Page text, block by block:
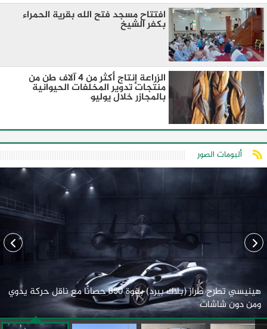
افتتاح مسجد فتح الله بقرية الحمراء
بكفر الشيخ
الزراعة إنتاج أكثر من 4 آلاف طن من
منتجات تدوير المخلفات الحيوانية
بالمجازر خلال يوليو
ألبومات الصور
هينيسي تطرح طراز (بلاك بيرد) بقوة 850 حصانًا مع ناقل حركة يدوي
ومن دون شاشات